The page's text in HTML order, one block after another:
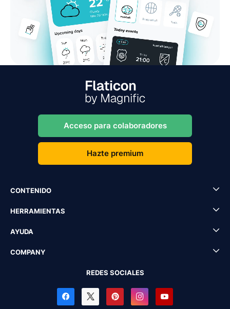
Acceso para colaboradores
Hazte premium
CONTENIDO
HERRAMIENTAS
AYUDA
COMPANY
REDES SOCIALES